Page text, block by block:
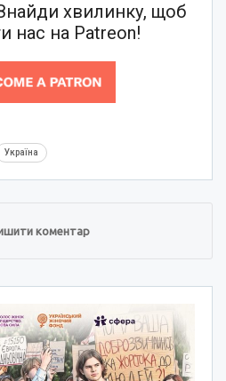
хвилинку, щоб
нас на Patreon!
Україна
коментар